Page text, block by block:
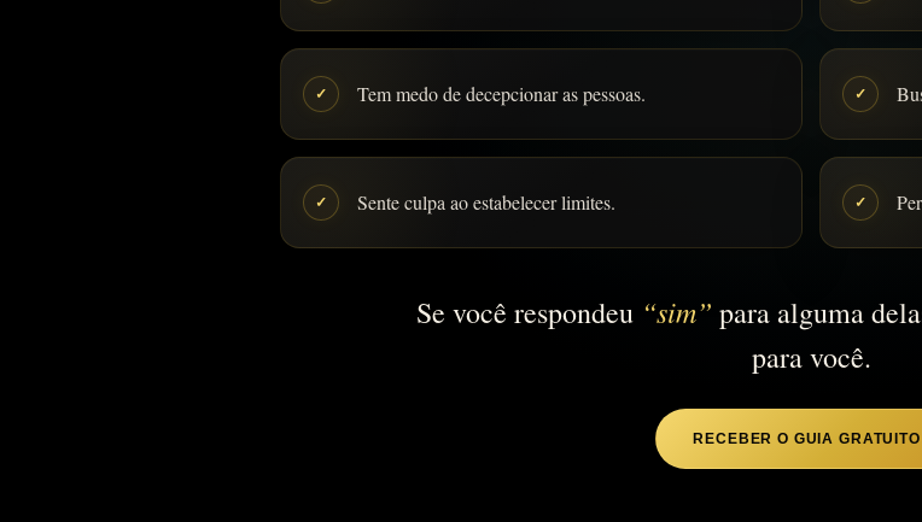
✓ Tem medo de decepcionar as pessoas. ✓
✓ Sente culpa ao estabelecer limites. ✓
Se você respondeu “sim” para alguma
para você.
RECEBER O GUIA GRATUITO